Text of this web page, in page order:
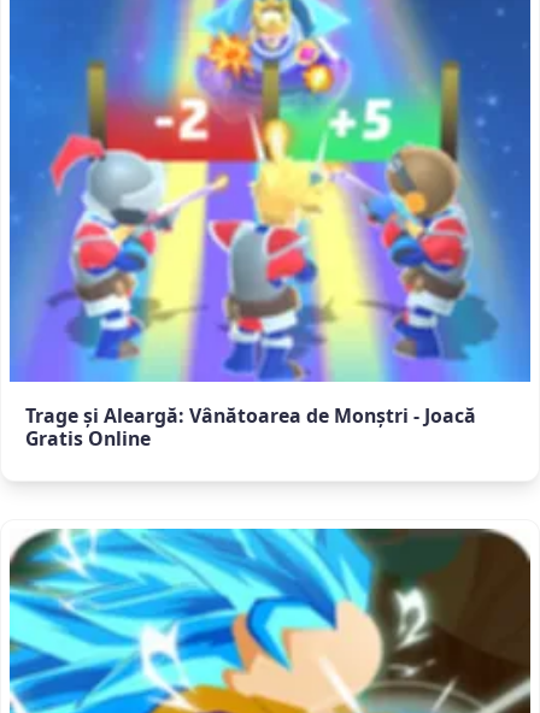
Trage și Aleargă: Vânătoarea de Monștri - Joacă
Gratis Online